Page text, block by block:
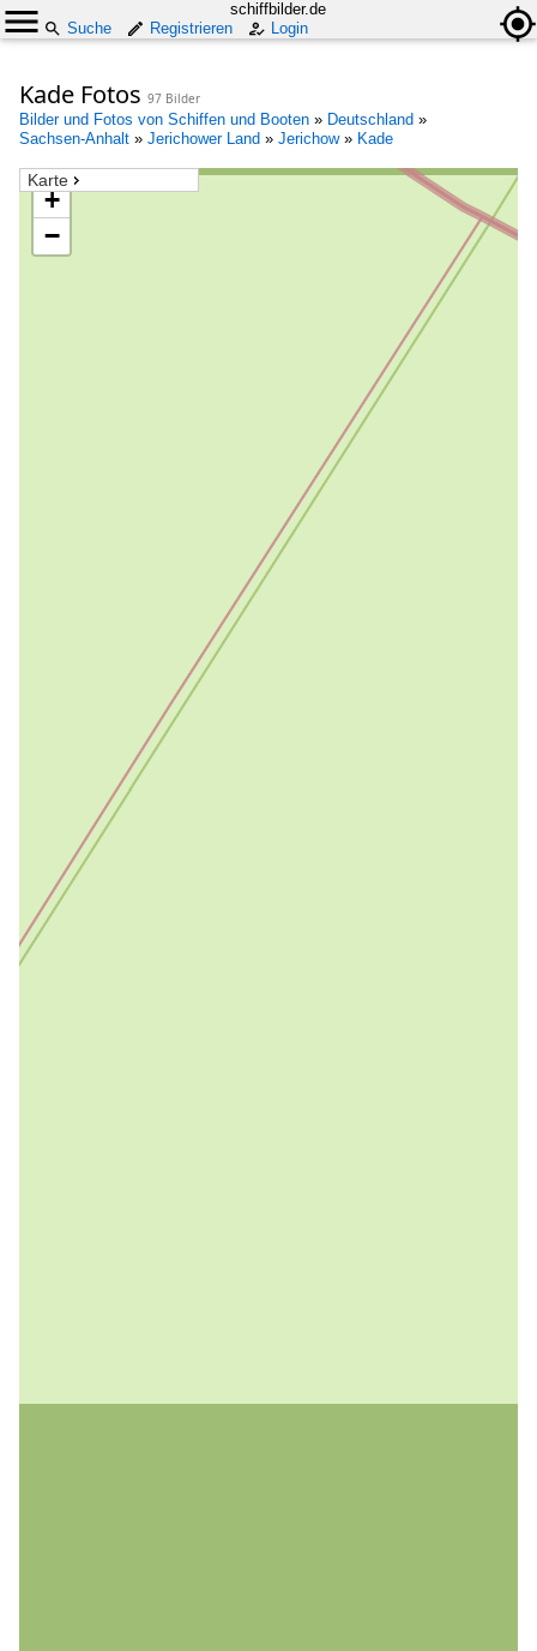
schiffbilder.de
Suche
Registrieren Login
Kade Fotos 97 Bilder
Bilder und Fotos von Schiffen und Booten » Deutschland »
Sachsen-Anhalt » Jerichower Land » Jerichow» Kade
Karte
+
−